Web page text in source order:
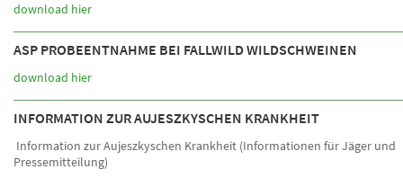
download hier
ASP PROBEENTNAHME BEI FALLWILD WILDSCHWEINEN
download hier
INFORMATION ZUR AUJESZKYSCHEN KRANKHEIT
Information zur Aujeszkyschen Krankheit (Informationen für Jäger und
Pressemitteilung)